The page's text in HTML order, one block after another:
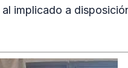
implicado a